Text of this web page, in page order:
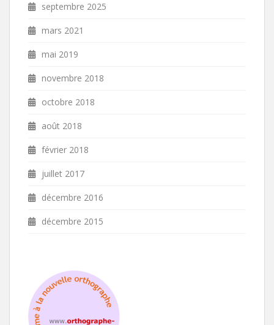
septembre 2025
mars 2021
mai 2019
novembre 2018
octobre 2018
août 2018
février 2018
juillet 2017
décembre 2016
décembre 2015